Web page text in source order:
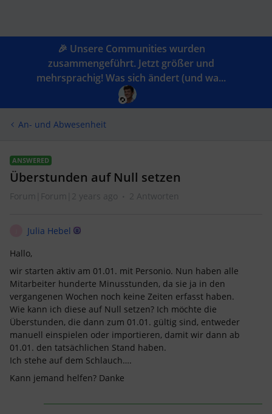
🎉 Unsere Communities wurden
zusammengeführt. Jetzt größer und
mehrsprachig! Was sich ändert (und wa...
An- und Abwesenheit
ANSWERED
Überstunden auf Null setzen
Forum|Forum|2 years ago 2 Antworten
Julia Hebel
Hallo,
wir starten aktiv am 01.01. mit Personio. Nun haben alle
Mitarbeiter hunderte Minusstunden, da sie ja in den
vergangenen Wochen noch keine Zeiten erfasst haben.
Wie kann ich diese auf Null setzen? Ich möchte die
Überstunden, die dann zum 01.01. gültig sind, entweder
manuell einspielen oder importieren, damit wir dann ab
01.01. den tatsächlichen Stand haben.
Ich stehe auf dem Schlauch….
Kann jemand helfen? Danke